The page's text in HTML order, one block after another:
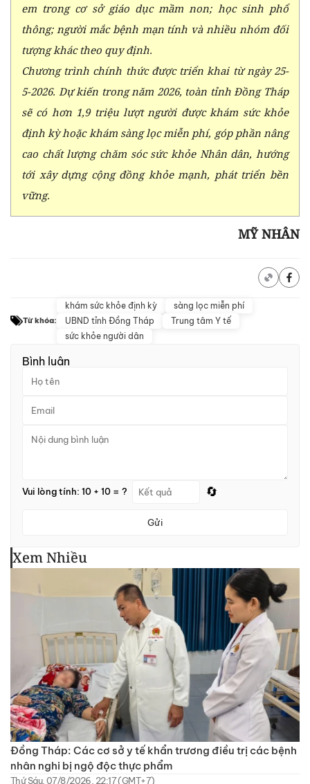
em trong cơ sở giáo dục mầm non; học sinh phổ
thông; người mắc bệnh mạn tính và nhiều nhóm đối
tượng khác theo quy định.
Chương trình chính thức được triển khai từ ngày 25-
5-2026. Dự kiến trong năm 2026, toàn tỉnh Đồng Tháp
sẽ có hơn 1,9 triệu lượt người được khám sức khỏe
định kỳ hoặc khám sàng lọc miễn phí, góp phần nâng
cao chất lượng chăm sóc sức khỏe Nhân dân, hướng
tới xây dựng cộng đồng khỏe mạnh, phát triển bền
vững.
MỸ NHÂN
Từ khóa:
khám sức khỏe định kỳ
sàng lọc miễn phí
UBND tỉnh Đồng Tháp
Trung tâm Y tế
sức khỏe người dân
Bình luận
Vui lòng tính: 10 + 10 = ? 🔄
Gửi
Xem Nhiều
Đồng Tháp: Các cơ sở y tế khẩn trương điều trị các bệnh
nhân nghi bị ngộ độc thực phẩm
Thứ Sáu, 07/8/2026, 22:17 (GMT+7)